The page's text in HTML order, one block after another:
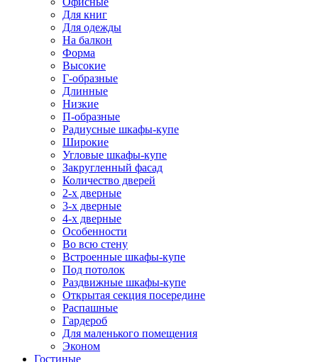
Для книг
Для одежды
На балкон
Форма
Высокие
Г-образные
Длинные
Низкие
П-образные
Радиусные шкафы-купе
Широкие
Угловые шкафы-купе
Закругленный фасад
Количество дверей
2-х дверные
3-х дверные
4-х дверные
Особенности
Во всю стену
Встроенные шкафы-купе
Под потолок
Раздвижные шкафы-купе
Открытая секция посередине
Распашные
Гардероб
Для маленького помещения
Эконом
Гостиные